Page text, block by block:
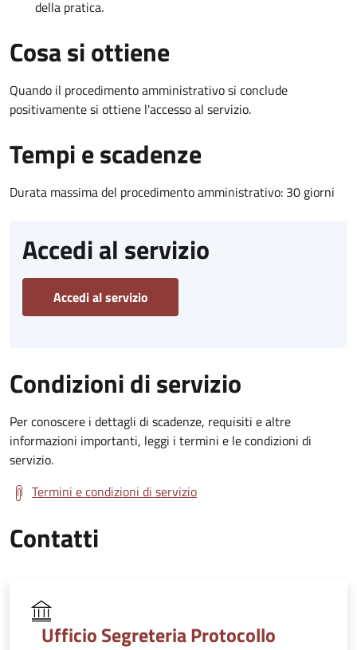
della pratica.
Cosa si ottiene
Quando il procedimento amministrativo si conclude
positivamente si ottiene l'accesso al servizio.
Tempi e scadenze
Durata massima del procedimento amministrativo: 30 giorni
Accedi al servizio
Accedi al servizio
Condizioni di servizio
Per conoscere i dettagli di scadenze, requisiti e altre
informazioni importanti, leggi i termini e le condizioni di
servizio.
Termini e condizioni di servizio
Contatti
Ufficio Segreteria Protocollo